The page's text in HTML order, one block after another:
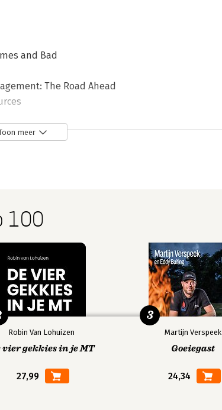
and Bad
The Road Ahead
meer
100
Robin Van Lohuizen
vier gekkies in je MT
27,99
Martijn Verspeek
Goeiegast
24,34
3